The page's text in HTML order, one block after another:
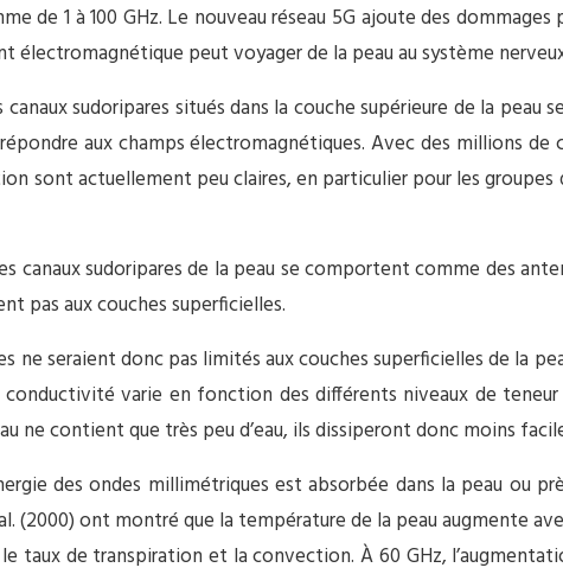
de 1 à 100 GHz. Le nouveau réseau 5G ajoute des
électromagnétique peut voyager de la peau au système
sudoripares situés dans la couche supérieure de la
aux champs électromagnétiques. Avec des millions
sont actuellement peu claires, en particulier pour les
canaux sudoripares de la peau se comportent comme des
pas aux couches superficielles.
ne seraient donc pas limités aux couches superficielles de la
varie en fonction des différents niveaux de
ne contient que très peu d’eau, ils dissiperont donc moins
des ondes millimétriques est absorbée dans la peau ou
(2000) ont montré que la température de la peau augmente
taux de transpiration et la convection. À 60 GHz,